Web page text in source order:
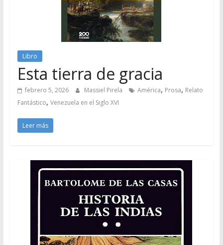
Libro
Esta tierra de gracia
febrero 5, 2026 Massiel Pirela América, Prosa, Relato
Fantástico, Venezuela en el Siglo XVI
Leer más